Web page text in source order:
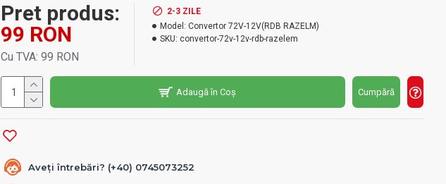
Pret produs:
99 RON
Cu TVA: 99 RON
2-3 ZILE
Model: Convertor 72V-12V(RDB RAZELM)
SKU: convertor-72v-12v-rdb-razelem
Adaugă în Coș Cumpără
Aveți întrebări? (+40) 0745073252